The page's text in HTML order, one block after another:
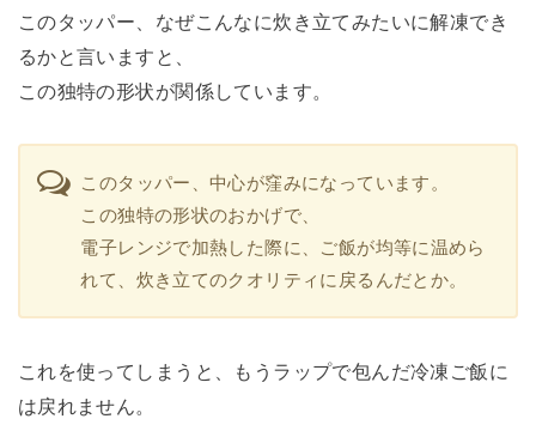
このタッパー、なぜこんなに炊き立てみたいに解凍でき
るかと言いますと、
この独特の形状が関係しています。
このタッパー、中心が窪みになっています。
この独特の形状のおかげで、
電子レンジで加熱した際に、ご飯が均等に温めら
れて、炊き立てのクオリティに戻るんだとか。
これを使ってしまうと、もうラップで包んだ冷凍ご飯に
は戻れません。